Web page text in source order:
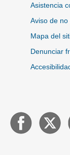
Asistencia
Aviso de no
Mapa del
Denunciar